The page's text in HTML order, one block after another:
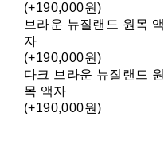
(+190,000원)
브라운 뉴질랜드 원목 액
자
(+190,000원)
다크 브라운 뉴질랜드 원
목 액자
(+190,000원)